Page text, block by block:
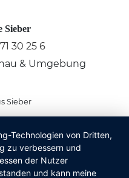
Technologien von Dritten,
zu verbessern und
der Nutzer
und kann meine
Sieber
30 25 6
& Umgebung
Sieber